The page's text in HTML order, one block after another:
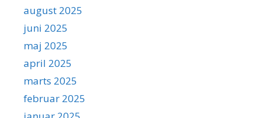
august 2025
juni 2025
maj 2025
april 2025
marts 2025
februar 2025